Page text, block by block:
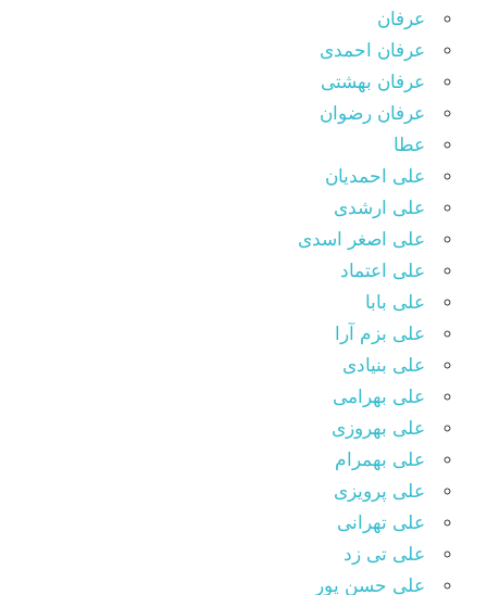
عرفان
عرفان احمدی
عرفان بهشتی
عرفان رضوان
عطا
علی احمدیان
علی ارشدی
علی اصغر اسدی
علی اعتماد
علی بابا
علی بزم آرا
علی بنیادی
علی بهرامی
علی بهروزی
علی بهمرام
علی پرویزی
علی تهرانی
علی تی زد
علی حسن پور